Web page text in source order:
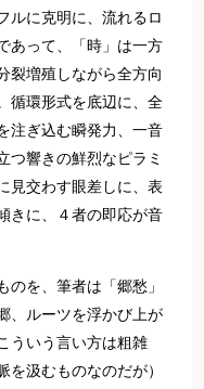
ルに克明に、流れるロ
あって、「時」は一方
裂増殖しながら全方向
循環形式を底辺に、全
注ぎ込む瞬発力、一音
つ響きの鮮烈なピラミ
見交わす眼差しに、表
きに、４者の即応が音
を、筆者は「郷愁」
、ルーツを浮かび上が
ういう言い方は粗雑
汲むものなのだが）